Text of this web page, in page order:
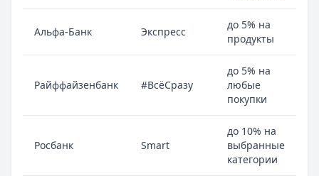
Альфа-Банк Экспресс
до 5% на
продукты
Райффайзенбанк #ВсёСразу
до 5% на
любые
покупки
Росбанк Smart
до 10% на
выбранные
категории